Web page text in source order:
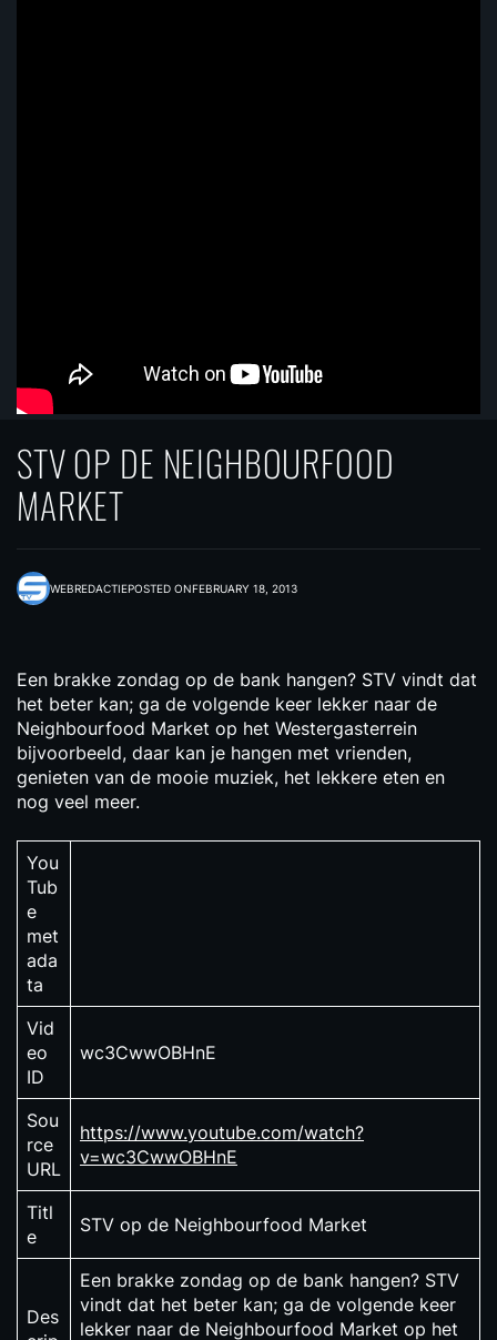
STV OP DE NEIGHBOURFOOD
MARKET
WEBREDACTIEPOSTED ONFEBRUARY 18, 2013
Een brakke zondag op de bank hangen? STV vindt dat
het beter kan; ga de volgende keer lekker naar de
Neighbourfood Market op het Westergasterrein
bijvoorbeeld, daar kan je hangen met vrienden,
genieten van de mooie muziek, het lekkere eten en
nog veel meer.
You
Tub
e
met
ada
ta
Vid
eo
ID
wc3CwwOBHnE
Sou
rce
URL
https://www.youtube.com/watch?
v=wc3CwwOBHnE
Titl
e
STV op de Neighbourfood Market
Des
Een brakke zondag op de bank hangen? STV
vindt dat het beter kan; ga de volgende keer
lekker naar de Neighbourfood Market op het